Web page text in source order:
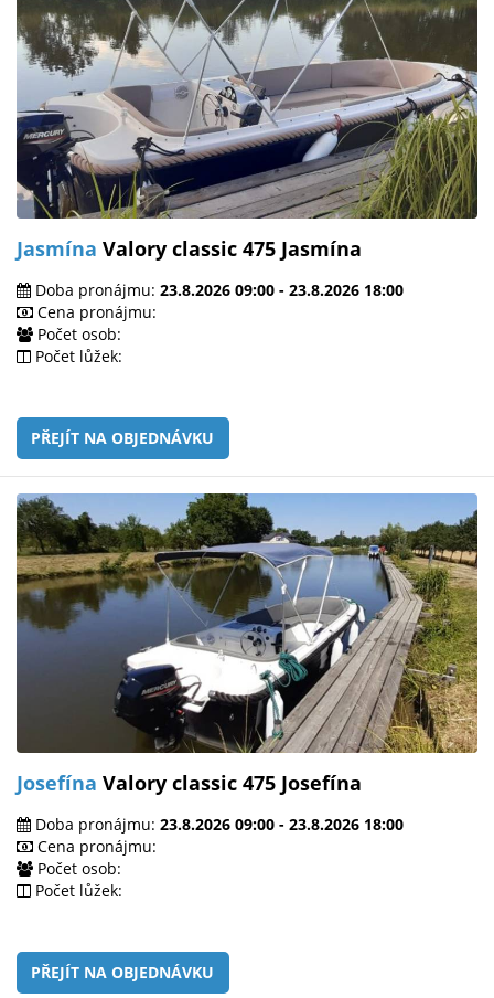
Jasmína Valory classic 475 Jasmína
Doba pronájmu: 23.8.2026 09:00 - 23.8.2026 18:00
Cena pronájmu:
Počet osob:
Počet lůžek:
PŘEJÍT NA OBJEDNÁVKU
Josefína Valory classic 475 Josefína
Doba pronájmu: 23.8.2026 09:00 - 23.8.2026 18:00
Cena pronájmu:
Počet osob:
Počet lůžek:
PŘEJÍT NA OBJEDNÁVKU